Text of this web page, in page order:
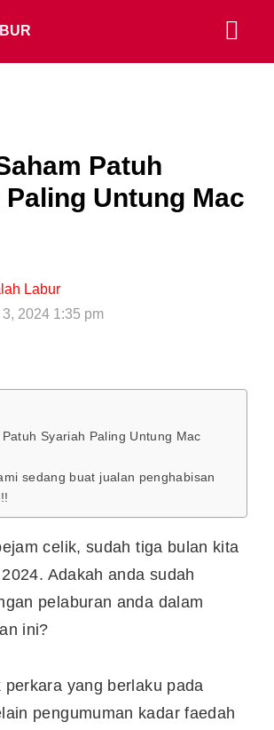
Patuh
Untung Mac
Labur
2024 1:35 pm
Syariah Paling Untung Mac
sedang buat jualan penghabisan
celik, sudah tiga bulan kita
Adakah anda sudah
pelaburan anda dalam
ini?
perkara yang berlaku pada
pengumuman kadar faedah